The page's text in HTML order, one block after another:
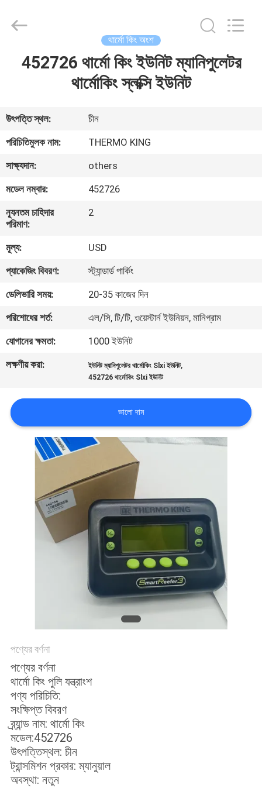
বাড়ি
আমাদের
সম্বন্ধে
কারখানা
পরিদর্শন
গুণমান
নিয়ন্ত্রণ
আমাদের
সাথে
যোগাযোগ
মামলা
গোপনীয়তা
INDUSTRY
Reserved.
থার্মো কিং অংশ
452726 থার্মো কিং ইউনিট ম্যানিপুলেটর
থার্মোকিং স্লক্সি ইউনিট
উৎপত্তি স্থল:
চীন
পরিচিতিমুলক নাম:
THERMO KING
সাক্ষ্যদান:
others
মডেল নম্বার:
452726
ন্যূনতম চাহিদার
পরিমাণ:
2
মূল্য:
USD
প্যাকেজিং বিবরণ:
স্ট্যান্ডার্ড পার্কিং
ডেলিভারি সময়:
20-35 কাজের দিন
পরিশোধের শর্ত:
এল/সি, টি/টি, ওয়েস্টার্ন ইউনিয়ন, মানিগ্রাম
যোগানের ক্ষমতা:
1000 ইউনিট
লক্ষণীয় করা:
ইউনিট ম্যানিপুলেটর থার্মোকিং Slxi ইউনিট,
452726 থার্মোকিং Slxi ইউনিট
ভালো দাম
পণ্যের বর্ণনা
পণ্যের বর্ণনা
থার্মো কিং পুলি যন্ত্রাংশ
পণ্য পরিচিতি:
সংক্ষিপ্ত বিবরণ
ব্র্যান্ড নাম: থার্মো কিং
মডেল:452726
উৎপত্তিস্থল: চীন
ট্রান্সমিশন প্রকার: ম্যানুয়াল
অবস্থা: নতুন